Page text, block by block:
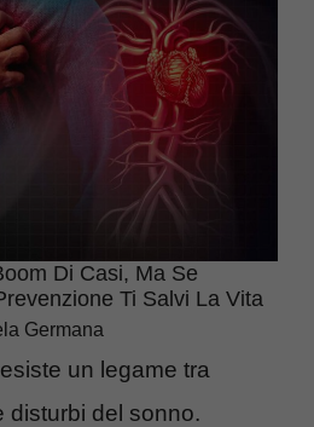
Di Casi, Ma Se
Ti Salvi La Vita
Germana
un legame tra
disturbi del sonno.